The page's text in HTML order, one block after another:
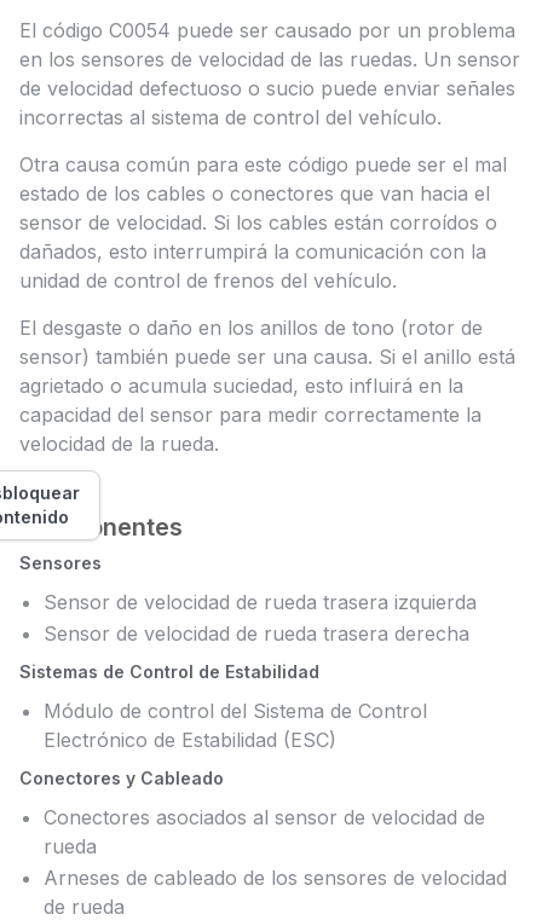
El código C0054 puede ser causado por un problema
en los sensores de velocidad de las ruedas. Un sensor
de velocidad defectuoso o sucio puede enviar señales
incorrectas al sistema de control del vehículo.
Otra causa común para este código puede ser el mal
estado de los cables o conectores que van hacia el
sensor de velocidad. Si los cables están corroídos o
dañados, esto interrumpirá la comunicación con la
unidad de control de frenos del vehículo.
El desgaste o daño en los anillos de tono (rotor de
sensor) también puede ser una causa. Si el anillo está
agrietado o acumula suciedad, esto influirá en la
capacidad del sensor para medir correctamente la
velocidad de la rueda.
Componentes
Sensores
Sensor de velocidad de rueda trasera izquierda
Sensor de velocidad de rueda trasera derecha
Sistemas de Control de Estabilidad
Módulo de control del Sistema de Control
Electrónico de Estabilidad (ESC)
Conectores y Cableado
Conectores asociados al sensor de velocidad de
rueda
Arneses de cableado de los sensores de velocidad
de rueda